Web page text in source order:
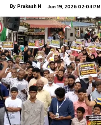
By Prakash N Jun 19, 2026 02:04 PM